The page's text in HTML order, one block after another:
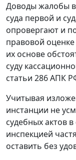
Доводы жалобы в
суда первой и
опровергают и
правовой оценке
их основе
суду
статьи 286АПК
Учитывая
инстанции не
судебных актов
инспекцией
оставить без